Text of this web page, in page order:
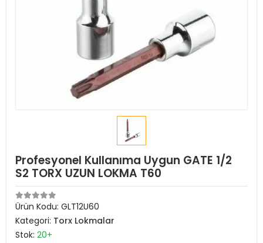
Profesyonel Kullanıma Uygun GATE 1/2
S2 TORX UZUN LOKMA T60
Ürün Kodu: GLT12U60
Kategori: Torx Lokmalar
Stok: 20+